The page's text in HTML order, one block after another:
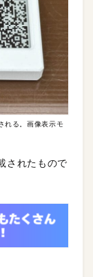
れる。画像表示モ
されたもので